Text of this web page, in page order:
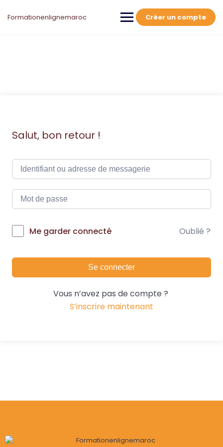
Formationenlignemaroc Créer un compte
Salut, bon retour !
Me garder connecté Oublié ?
Se connecter
Vous n’avez pas de compte ?
S’inscrire maintenant